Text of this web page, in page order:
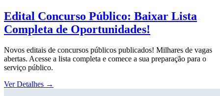
Edital Concurso Público: Baixar Lista
Completa de Oportunidades!
Novos editais de concursos públicos publicados! Milhares de vagas
abertas. Acesse a lista completa e comece a sua preparação para o
serviço público.
Ver Detalhes →